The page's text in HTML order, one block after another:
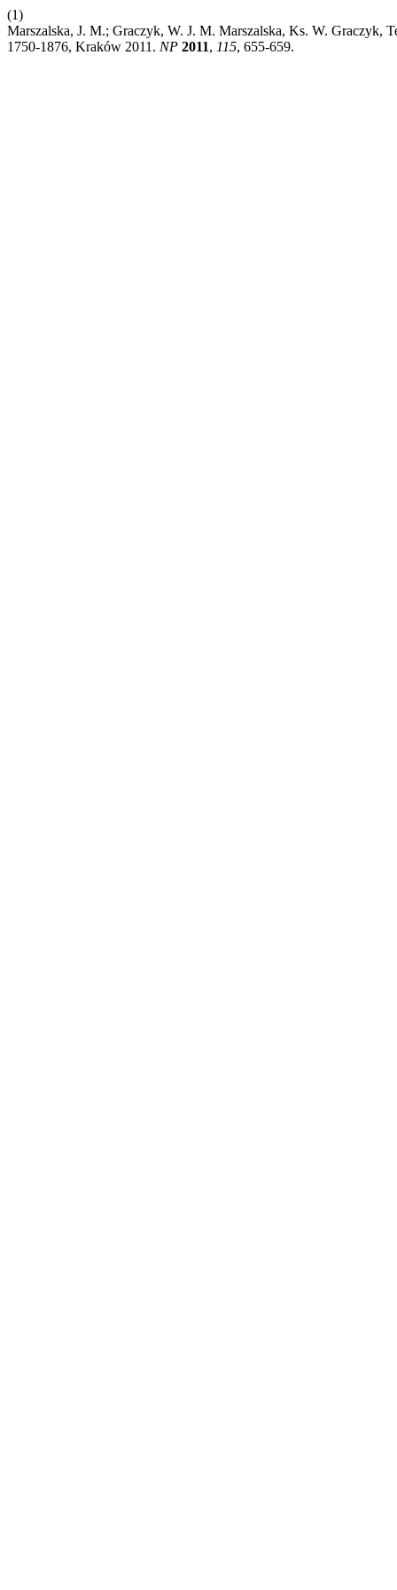
(1)
Marszalska, J. M.; Graczyk, W. J. M. Marszalska, Ks. W. Graczyk,
1750-1876, Kraków 2011. NP 2011, 115, 655-659.